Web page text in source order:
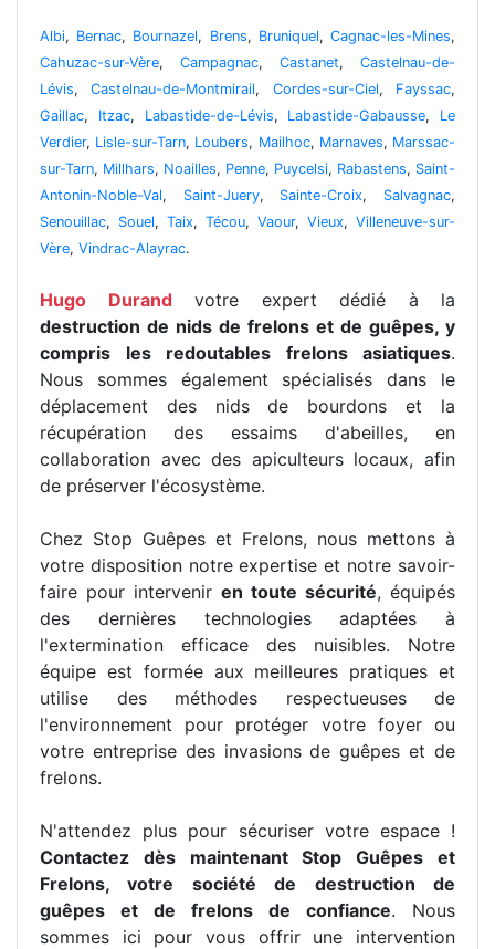
Albi, Bernac, Bournazel, Brens, Bruniquel,Cagnac-les-Mines,
Cahuzac-sur-Vère, Campagnac, Castanet, Castelnau-de-
Lévis,Castelnau-de-Montmirail, Cordes-sur-Ciel, Fayssac,
Gaillac, Itzac, Labastide-de-Lévis, Labastide-Gabausse, Le
Verdier, Lisle-sur-Tarn, Loubers, Mailhoc, Marnaves, Marssac-
sur-Tarn, Millhars, Noailles, Penne, Puycelsi, Rabastens, Saint-
Antonin-Noble-Val, Saint-Juery, Sainte-Croix, Salvagnac,
Senouillac, Souel, Taix, Técou, Vaour, Vieux, Villeneuve-sur-
Vère, Vindrac-Alayrac.
Hugo Durandvotre expert dédié à la
destruction de nids de frelons et de guêpes, y
compris les redoutables frelons asiatiques.
Nous sommes également spécialisés dans le
déplacement des nids de bourdons et la
récupération des essaims d'abeilles, en
collaboration avec des apiculteurs locaux, afin
de préserver l'écosystème.
Chez Stop Guêpes et Frelons, nous mettons à
votre disposition notre expertise et notre savoir-
faire pour intervenir en toute sécurité, équipés
des dernières technologies adaptées à
l'extermination efficace des nuisibles. Notre
équipe est formée aux meilleures pratiques et
utilise des méthodes respectueuses de
l'environnement pour protéger votre foyer ou
votre entreprise des invasions de guêpes et de
frelons.
N'attendez plus pour sécuriser votre espace !
Contactez dès maintenant Stop Guêpes et
Frelons, votre société de destruction de
guêpes et de frelons de confiance. Nous
sommes ici pour vous offrir une intervention